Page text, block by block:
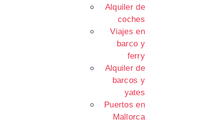
Alquiler de
coches
Viajes en
barco y
ferry
Alquiler de
barcos y
yates
Puertos en
Mallorca